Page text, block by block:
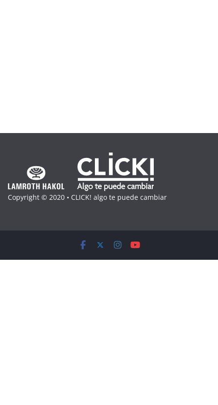
Copyright © 2020 • CLICK! algo te puede cambiar